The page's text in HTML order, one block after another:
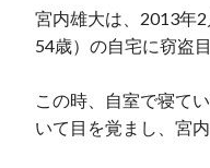
宮内雄大は、2013年
54歳）の自宅に窃盗
この時、自室で寝て
いて目を覚まし、宮